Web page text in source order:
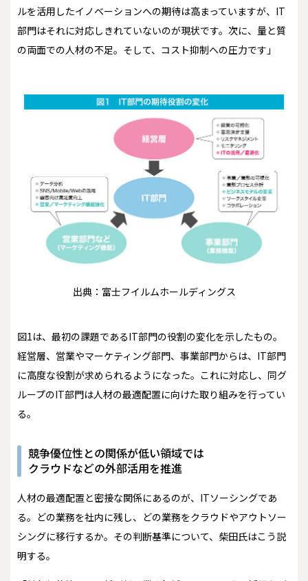
ルを活用したイノベーションへの期待は高まっていますが、IT
部門はそれに対応しきれていないのが現状です。次に、量と質
の両面での人材の不足。そして、コスト抑制への圧力です」
出典：富士フイルムホールディングス
図1は、最初の課題であるIT部門の役割の変化を示したもの。
経営層、営業やマーケティング部門、事業部門からは、IT部門
に高度な役割が求められるようになった。これに対応し、同グ
ループのIT部門は人材の最適配置に向けた取り組みを行ってい
る。
競争優位性との関係が低い領域では
クラウドなどの外部活用を推進
人材の最適配置と密接な関係にあるのが、ITソーシングであ
る。どの業務を社内に残し、どの業務をクラウドやアウトソー
シングに移行するか。その判断基準について、柴田氏はこう説
明する。